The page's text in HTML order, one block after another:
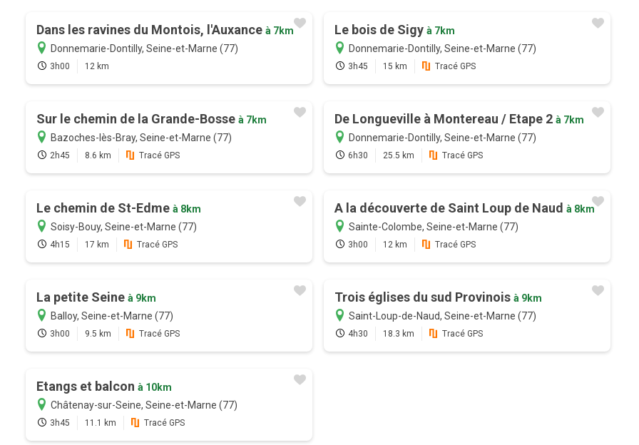
Dans les ravines du Montois, l'Auxance à 7km
Donnemarie-Dontilly, Seine-et-Marne (77)
3h00 12 km
Le bois de Sigy à 7km
Donnemarie-Dontilly, Seine-et-Marne (77)
3h45 15 km Tracé GPS
Sur le chemin de la Grande-Bosse à 7km
Bazoches-lès-Bray, Seine-et-Marne (77)
2h45 8.6 km Tracé GPS
De Longueville à Montereau / Etape 2 à 7km
Donnemarie-Dontilly, Seine-et-Marne (77)
6h30 25.5 km Tracé GPS
Le chemin de St-Edme à 8km
Soisy-Bouy, Seine-et-Marne (77)
4h15 17 km Tracé GPS
A la découverte de Saint Loup de Naud à 8km
Sainte-Colombe, Seine-et-Marne (77)
3h00 12 km Tracé GPS
La petite Seine à 9km
Balloy, Seine-et-Marne (77)
3h00 9.5 km Tracé GPS
Trois églises du sud Provinois à 9km
Saint-Loup-de-Naud, Seine-et-Marne (77)
4h30 18.3 km Tracé GPS
Etangs et balcon à 10km
Châtenay-sur-Seine, Seine-et-Marne (77)
3h45 11.1 km Tracé GPS